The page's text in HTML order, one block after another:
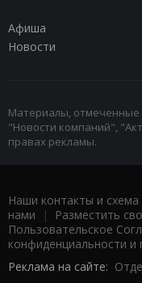
Афиша
Новости
Материалы, отмеченные
"Новости компаний",
правах рекламы.
Наши контакты и схема
нами | Разместить
Пользовательское
конфиденциальности и
Реклама на сайте: